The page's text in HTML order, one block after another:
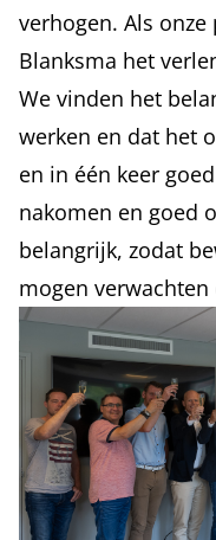
verhogen. Als
Blanksma het
We vinden het
werken en dat het
en in één keer
nakomen en goed
belangrijk, zodat
mogen